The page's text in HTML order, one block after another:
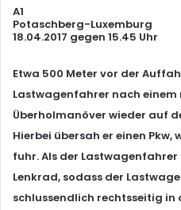
A1
Potaschberg-Luxemburg
18.04.2017 gegen 15.45 Uhr
Etwa 500 Meter vor der
Lastwagenfahrer nach einem
Überholmanöver wieder auf
Hierbei übersah er einen
fuhr. Als der Lastwagenfahrer
Lenkrad, sodass der
schlussendlich rechtsseitig in